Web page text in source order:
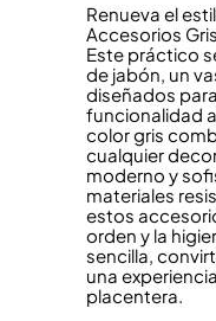
Renueva el
Accesorios
Este práctico
de jabón, un
diseñados
funcionalidad
color gris
cualquier
moderno y
materiales
estos
orden y la
sencilla,
una
placentera.